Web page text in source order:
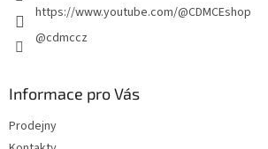
https://www.youtube.com/@CDMCEshop
@cdmccz
Informace pro Vás
Prodejny